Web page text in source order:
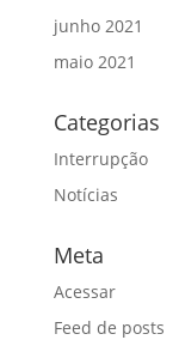
junho 2021
maio 2021
Categorias
Interrupção
Notícias
Meta
Acessar
Feed de posts